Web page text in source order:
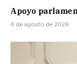
Apoyo
6 de agosto de 2026